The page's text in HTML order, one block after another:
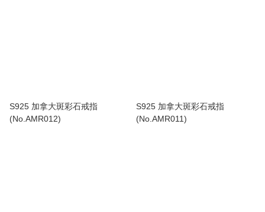
S925 加拿大斑彩石戒指
(No.AMR012)
S925 加拿大斑彩石戒指
(No.AMR011)